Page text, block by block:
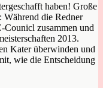
haben! Große
Während die Redner
Counicl zusammen und
2013.
Kater überwinden und
wie die Entscheidung